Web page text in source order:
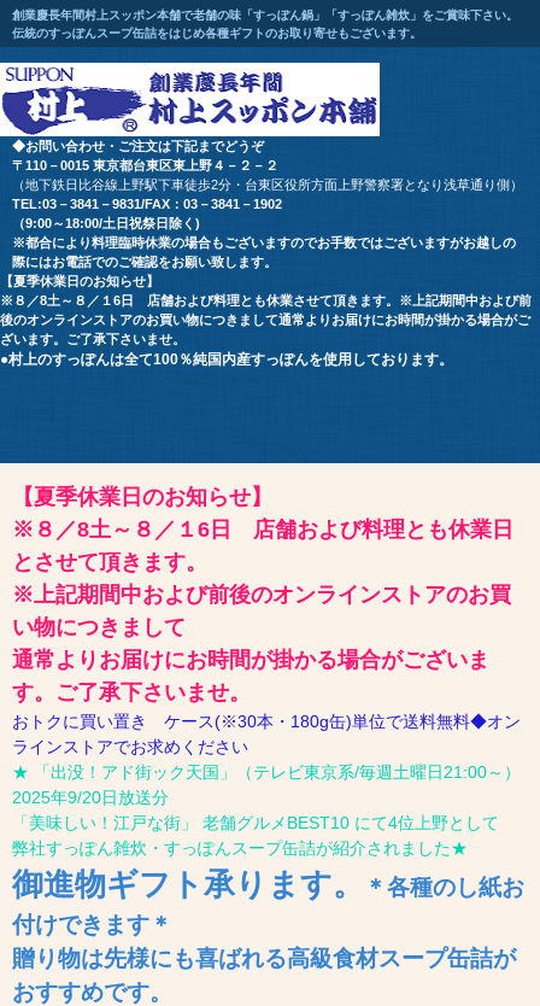
創業慶長年間村上スッポン本舗で老舗の味「すっぽん鍋」「すっぽん雑炊」をご賞味下さい。
伝統のすっぽんスープ缶詰をはじめ各種ギフトのお取り寄せもございます。
◆お問い合わせ・ご注文は下記までどうぞ
〒110－0015 東京都台東区東上野４－２－２
（地下鉄日比谷線上野駅下車徒歩2分・台東区役所方面上野警察署となり浅草通り側）
TEL:03－3841－9831/FAX：03－3841－1902
（9:00～18:00/土日祝祭日除く)
※都合により料理臨時休業の場合もございますのでお手数ではございますがお越しの
際にはお電話でのご確認をお願い致します。
【夏季休業日のお知らせ】
※８／8土～８／１6日 店舗および料理とも休業させて頂きます。※上記期間中および前
後のオンラインストアのお買い物につきまして通常よりお届けにお時間が掛かる場合がご
ざいます。ご了承下さいませ。
●村上のすっぽんは全て100％純国内産すっぽんを使用しております。
【夏季休業日のお知らせ】
※８／8土～８／１6日 店舗および料理とも休業日
とさせて頂きます。
※上記期間中および前後のオンラインストアのお買
い物につきまして
通常よりお届けにお時間が掛かる場合がございま
す。ご了承下さいませ。
おトクに買い置き ケース(※30本・180g缶)単位で送料無料◆オン
ラインストアでお求めください
★ 「出没！アド街ック天国」（テレビ東京系/毎週土曜日21:00～）
2025年9/20日放送分
「美味しい！江戸な街」 老舗グルメBEST10 にて4位上野として
弊社すっぽん雑炊・すっぽんスープ缶詰が紹介されました★
御進物ギフト 承ります。
＊各種のし紙お
付けできます＊
贈り物は先様にも喜ばれる高級食材スープ缶詰が
おすすめです。